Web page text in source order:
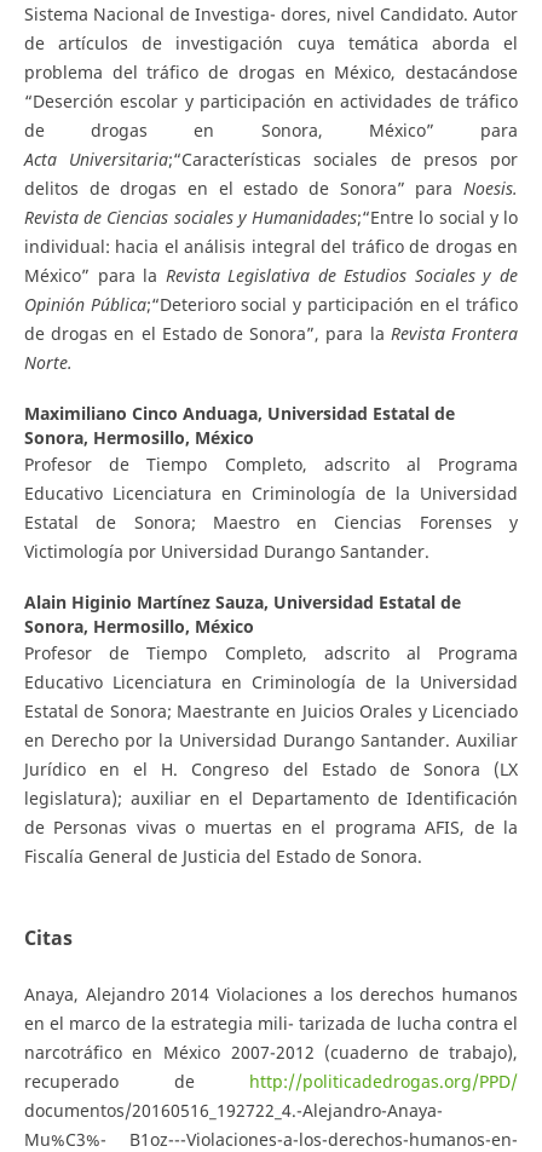
Sistema Nacional de Investiga- dores, nivel Candidato. Autor
de artículos de investigación cuya temática aborda el
problema del tráfico de drogas en México, destacándose
“Deserción escolar y participación en actividades de tráfico
de drogas en Sonora, México” para
Acta Universitaria;“Características sociales de presos por
delitos de drogas en el estado de Sonora” paraNoesis.
Revista de Ciencias sociales y Humanidades;“Entre lo social y lo
individual: hacia el análisis integral del tráfico de drogas en
México” para la Revista Legislativa de Estudios Sociales y de
Opinión Pública;“Deterioro social y participación en el tráfico
de drogas en el Estado de Sonora”, para la Revista Frontera
Norte.
Maximiliano Cinco Anduaga, Universidad Estatal de
Sonora, Hermosillo, México
Profesor de Tiempo Completo, adscrito al Programa
Educativo Licenciatura en Criminología de la Universidad
Estatal de Sonora; Maestro en Ciencias Forenses y
Victimología por Universidad Durango Santander.
Alain Higinio Martínez Sauza, Universidad Estatal de
Sonora, Hermosillo, México
Profesor de Tiempo Completo, adscrito al Programa
Educativo Licenciatura en Criminología de la Universidad
Estatal de Sonora; Maestrante en Juicios Orales y Licenciado
en Derecho por la Universidad Durango Santander. Auxiliar
Jurídico en el H. Congreso del Estado de Sonora (LX
legislatura); auxiliar en el Departamento de Identificación
de Personas vivas o muertas en el programa AFIS, de la
Fiscalía General de Justicia del Estado de Sonora.
Citas
Anaya, Alejandro 2014 Violaciones a los derechos humanos
en el marco de la estrategia mili- tarizada de lucha contra el
narcotráfico en México 2007-2012 (cuaderno de trabajo),
recuperado de http://politicadedrogas.org/PPD/
documentos/20160516_192722_4.-Alejandro-Anaya-
Mu%C3%- B1oz---Violaciones-a-los-derechos-humanos-en-